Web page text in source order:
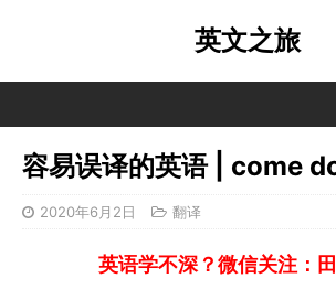
英文之旅
容易误译的英语 | come
2020年6月2日 翻译
英语学不深？微信关注：